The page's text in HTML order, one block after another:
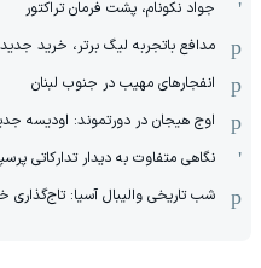
جواد نکونام، پشت فرمان تراکتور
مدافع باتجربه لیگ برتر، خرید
انفجارهای مهیب در جنوب لبنان
اوج هیجان در دورتموند: اودیسه
نگاهی متفاوت به دیدار تدارکاتی
شب تاریخی والیبال آسیا: تاج‌گذاری